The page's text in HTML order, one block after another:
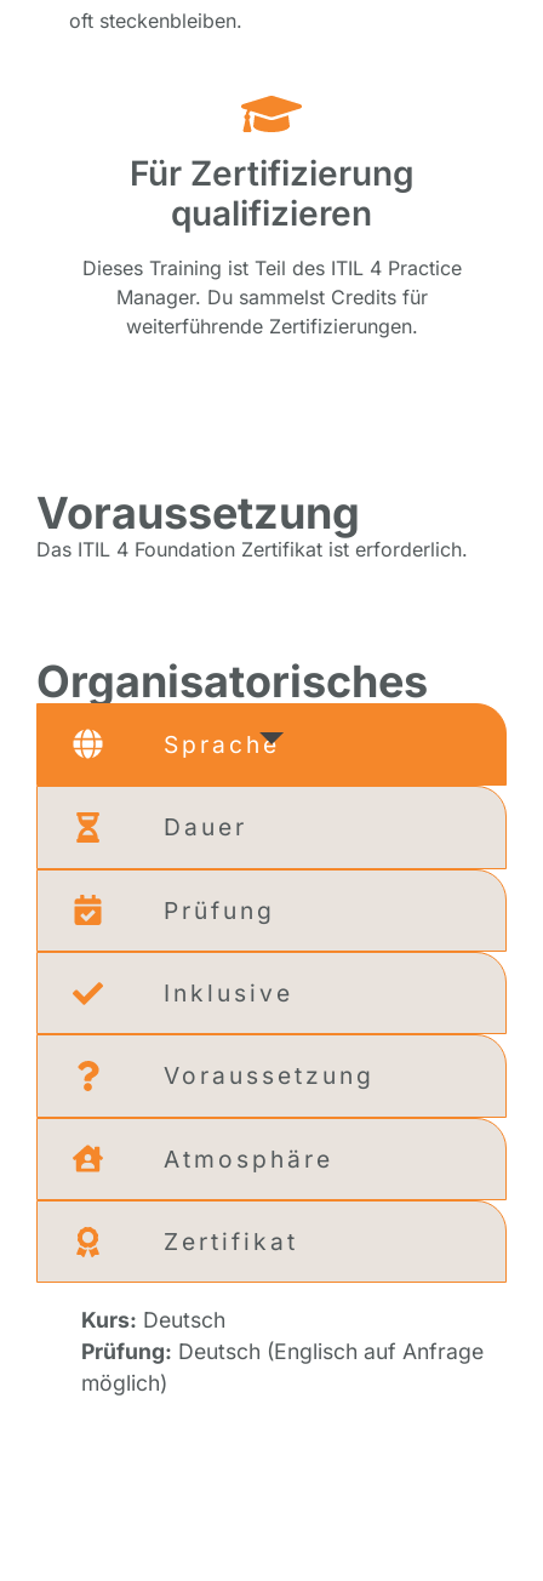
oft steckenbleiben.
Für Zertifizierung
qualifizieren
Dieses Training ist Teil des ITIL 4 Practice
Manager. Du sammelst Credits für
weiterführende Zertifizierungen.
Voraussetzung
Das ITIL 4 Foundation Zertifikat ist erforderlich.
Organisatorisches
Sprache
Dauer
Prüfung
Inklusive
Voraussetzung
Atmosphäre
Zertifikat
Kurs: Deutsch
Prüfung: Deutsch (Englisch auf Anfrage
möglich)